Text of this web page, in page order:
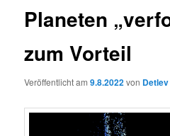
Planeten
zum Vorteil
Veröffentlicht am9.8.2022von